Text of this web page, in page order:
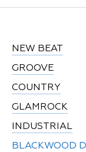
NEW BEAT
GROOVE
COUNTRY
GLAMROCK
INDUSTRIAL
BLACKWOOD